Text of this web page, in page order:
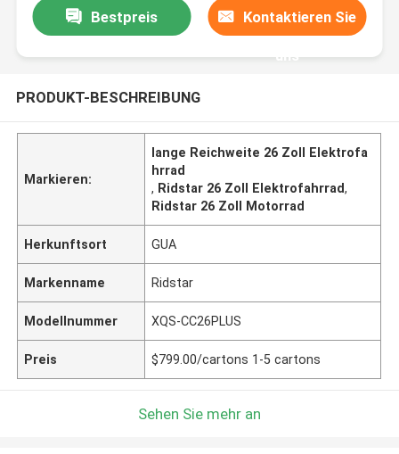
Bestpreis Kontaktieren Sie
uns
PRODUKT-BESCHREIBUNG
Markieren:
lange Reichweite 26 Zoll Elektrofa
hrrad
, Ridstar 26 Zoll Elektrofahrrad,
Ridstar 26 Zoll Motorrad
Herkunftsort GUA
Markenname Ridstar
Modellnummer XQS-CC26PLUS
Preis $799.00/cartons 1-5 cartons
Sehen Sie mehr an